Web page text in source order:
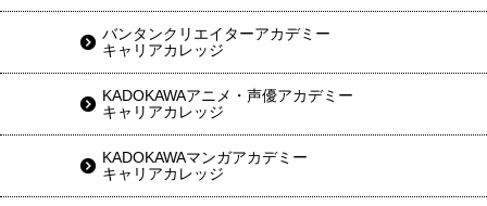
バンタンクリエイターアカデミー
キャリアカレッジ
KADOKAWAアニメ・声優アカデミー
キャリアカレッジ
KADOKAWAマンガアカデミー
キャリアカレッジ